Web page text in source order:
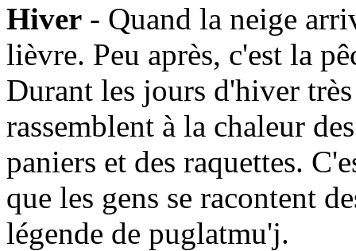
Hiver - Quand la neige
lièvre. Peu après, c'est la
Durant les jours d'hiver
rassemblent à la chaleur
paniers et des raquettes.
que les gens se racontent
légende de puglatmu'j.